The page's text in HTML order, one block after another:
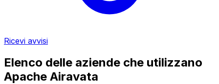
Ricevi avvisi
Elenco delle aziende che utilizzano
Apache Airavata